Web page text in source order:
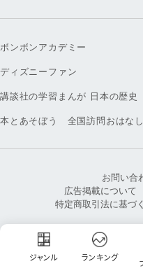
ジャンル ランキング
ボンボンアカデミー
ディズニーファン
講談社の学習まんが 日本の歴史
本とあそぼう 全国訪問おはな
お問い合
広告掲載について
特定商取引法に基づ